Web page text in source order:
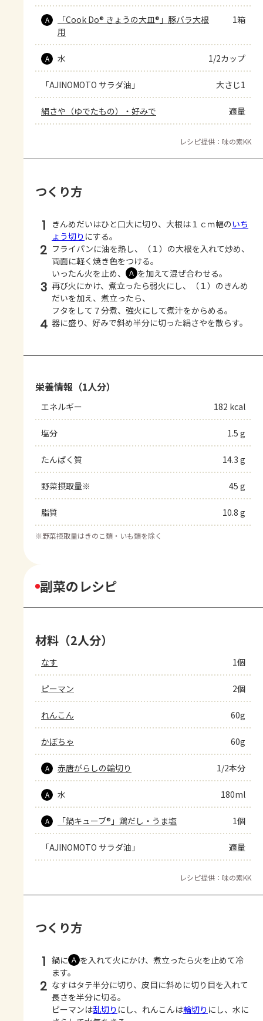
A
「Cook Do® きょうの大皿®」豚バラ大根
用
1箱
A 水 1/2カップ
「AJINOMOTO サラダ油」 大さじ1
絹さや（ゆでたもの）・好みで 適量
レシピ提供：味の素KK
つくり方
1 きんめだいはひと口大に切り、大根は１ｃｍ幅のいち
ょう切り にする。
2 フライパンに油を熱し、（１）の大根を入れて炒め、
両面に軽く焼き色をつける。
いったん火を止め、
Ａ を加えて混ぜ合わせる。
3 再び火にかけ、煮立ったら弱火にし、（１）のきんめ
だいを加え、煮立ったら、
フタをして７分煮、強火にして煮汁をからめる。
4 器に盛り、好みで斜め半分に切った絹さやを散らす。
栄養情報（1人分）
エネルギー 182 kcal
塩分 1.5 g
たんぱく質 14.3 g
野菜摂取量※ 45 g
脂質 10.8 g
※野菜摂取量はきのこ類・いも類を除く
副菜のレシピ
材料（2人分）
なす 1個
ピーマン 2個
れんこん 60g
かぼちゃ 60g
A 赤唐がらしの輪切り 1/2本分
A 水 180ml
A 「鍋キューブ®」鶏だし・うま塩 1個
「AJINOMOTO サラダ油」 適量
レシピ提供：味の素KK
つくり方
1 鍋に Ａ を入れて火にかけ、煮立ったら火を止めて冷
ます。
2 なすはタテ半分に切り、皮目に斜めに切り目を入れて
長さを半分に切る。
ピーマンは乱切り にし、れんこんは輪切り にし、水に